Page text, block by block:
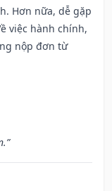
Hơn nữa, dễ gặp
việc hành chính,
nộp đơn từ